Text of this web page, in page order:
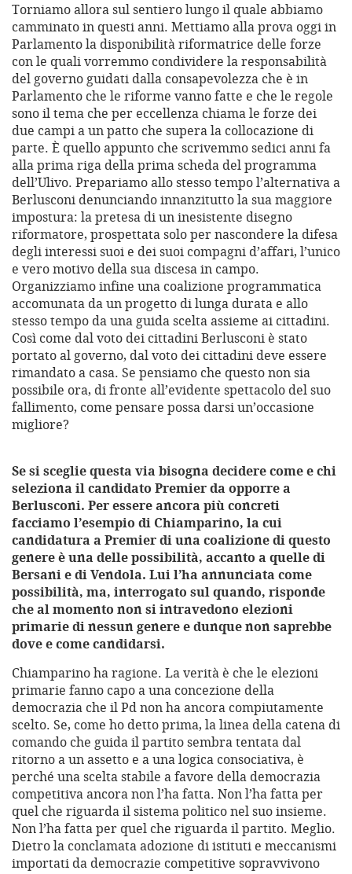
Torniamo allora sul sentiero lungo il quale abbiamo
camminato in questi anni. Mettiamo alla prova oggi in
Parlamento la disponibilità riformatrice delle forze
con le quali vorremmo condividere la responsabilità
del governo guidati dalla consapevolezza che è in
Parlamento che le riforme vanno fatte e che le regole
sono il tema che per eccellenza chiama le forze dei
due campi a un patto che supera la collocazione di
parte. È quello appunto che scrivemmo sedici anni fa
alla prima riga della prima scheda del programma
dell’Ulivo. Prepariamo allo stesso tempo l’alternativa a
Berlusconi denunciando innanzitutto la sua maggiore
impostura: la pretesa di un inesistente disegno
riformatore, prospettata solo per nascondere la difesa
degli interessi suoi e dei suoi compagni d’affari, l’unico
e vero motivo della sua discesa in campo.
Organizziamo infine una coalizione programmatica
accomunata da un progetto di lunga durata e allo
stesso tempo da una guida scelta assieme ai cittadini.
Così come dal voto dei cittadini Berlusconi è stato
portato al governo, dal voto dei cittadini deve essere
rimandato a casa. Se pensiamo che questo non sia
possibile ora, di fronte all’evidente spettacolo del suo
fallimento, come pensare possa darsi un’occasione
migliore?
Se si sceglie questa via bisogna decidere come e chi
seleziona il candidato Premier da opporre a
Berlusconi. Per essere ancora più concreti
facciamo l’esempio di Chiamparino, la cui
candidatura a Premier di una coalizione di questo
genere è una delle possibilità, accanto a quelle di
Bersani e di Vendola. Lui l’ha annunciata come
possibilità, ma, interrogato sul quando, risponde
che al momento non si intravedono elezioni
primarie di nessun genere e dunque non saprebbe
dove e come candidarsi.
Chiamparino ha ragione. La verità è che le elezioni
primarie fanno capo a una concezione della
democrazia che il Pd non ha ancora compiutamente
scelto. Se, come ho detto prima, la linea della catena di
comando che guida il partito sembra tentata dal
ritorno a un assetto e a una logica consociativa, è
perché una scelta stabile a favore della democrazia
competitiva ancora non l’ha fatta. Non l’ha fatta per
quel che riguarda il sistema politico nel suo insieme.
Non l’ha fatta per quel che riguarda il partito. Meglio.
Dietro la conclamata adozione di istituti e meccanismi
importati da democrazie competitive sopravvivono